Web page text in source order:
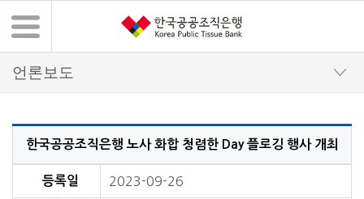
언론보도 상세 내용
한국공공조직은행 노사 화합 청렴한 Day 플로깅 행사 개최
등록일 2023-09-26